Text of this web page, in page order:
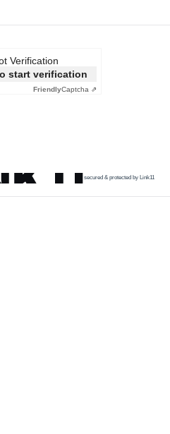
Verification
start verification
FriendlyCaptcha ⇗
secured & protected by Link11